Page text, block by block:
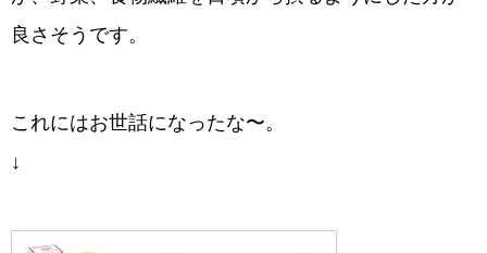
良さそうです。
これにはお世話になったな〜。
↓